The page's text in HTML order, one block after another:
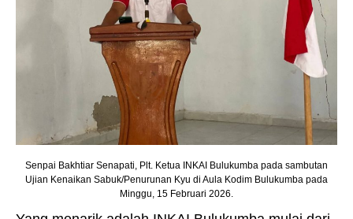
Senpai Bakhtiar Senapati, Plt. Ketua INKAI Bulukumba pada sambutan
Ujian Kenaikan Sabuk/Penurunan Kyu di Aula Kodim Bulukumba pada
Minggu, 15 Februari 2026.